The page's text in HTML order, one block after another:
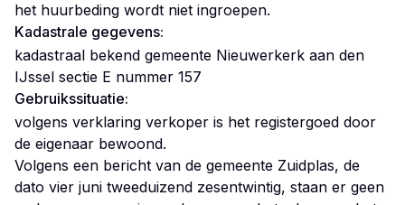
het huurbeding wordt niet ingroepen.
Kadastrale gegevens:
kadastraal bekend gemeente Nieuwerkerk aan den
IJssel sectie E nummer 157
Gebruikssituatie:
volgens verklaring verkoper is het registergoed door
de eigenaar bewoond.
Volgens een bericht van de gemeente Zuidplas, de
dato vier juni tweeduizend zesentwintig, staan er geen